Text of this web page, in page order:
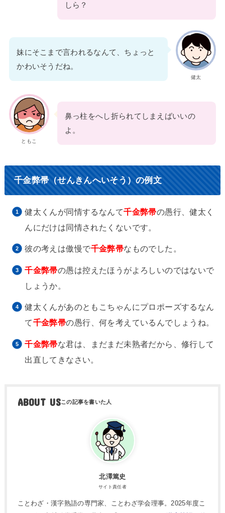
しら？
健太
妹にそこまで言われるなんて、ちょっと
かわいそうだね。
ともこ
鼻っ柱をへし折られてしまえばいいの
よ。
千金弊帚（せんきんへいそう）の例文
健太くんが同情するなんて千金弊帚の愚行、健太く
んにだけは同情されたくないです。
彼の考えは傲慢で千金弊帚なものでした。
千金弊帚の愚は控えたほうがよろしいのではないで
しょうか。
健太くんがあのともこちゃんにプロポーズするなん
て千金弊帚の愚行、何を考えているんでしょうね。
千金弊帚な君は、まだまだ未熟者だから、修行して
出直してきなさい。
ABOUT US
北澤篤史
サイト責任者
ことわざ・漢字熟語の専門家、ことわざ学会理事。2025年度こ